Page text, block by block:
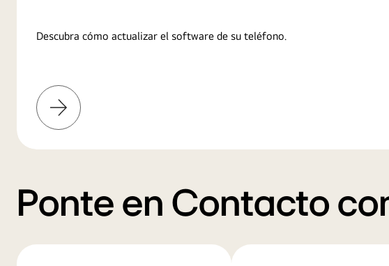
Descubra cómo actualizar el software de su teléfono.
Más
información
Ponte en Contacto